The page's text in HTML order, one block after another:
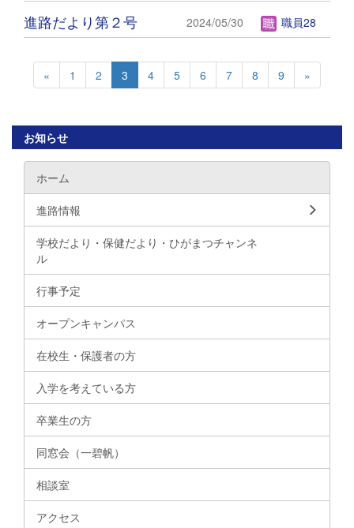
進路だより第２号 2024/05/30 職員28
« 1 2 3 4 5 6 7 8 9 »
お知らせ
ホーム
進路情報
学校だより・保健だより・ひがまつチャンネ
ル
行事予定
オープンキャンパス
在校生・保護者の方
入学を考えている方
卒業生の方
同窓会（一碧帆）
相談室
アクセス